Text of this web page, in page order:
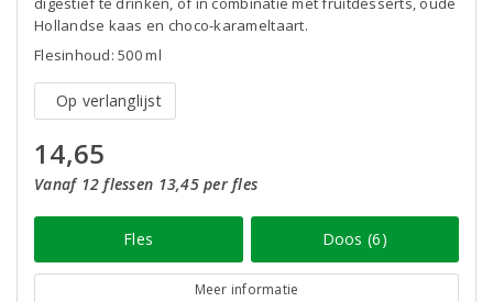
Hollandse kaas en choco-karameltaart.
Flesinhoud: 500 ml
Op verlanglijst
14,65
Vanaf 12 flessen 13,45 per fles
Fles Doos (6)
Meer informatie